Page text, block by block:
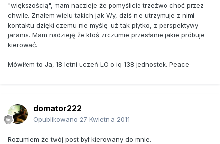
"większością", mam nadzieje że pomyślicie trzeźwo choć przez
chwile. Znałem wielu takich jak Wy, dziś nie utrzymuje z nimi
kontaktu dzięki czemu nie myślę już tak płytko, z perspektywy
jarania. Mam nadzieję że ktoś zrozumie przesłanie jakie próbuje
kierować.
Mówiłem to Ja, 18 letni uczeń LO o iq 138 jednostek. Peace
domator222
Opublikowano 27 Kwietnia 2011
Rozumiem że twój post był kierowany do mnie.